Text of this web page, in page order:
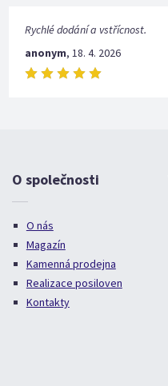
Rychlé dodání a vstřícnost.
anonym, 18. 4. 2026
O společnosti
O nás
Magazín
Kamenná prodejna
Realizace posiloven
Kontakty